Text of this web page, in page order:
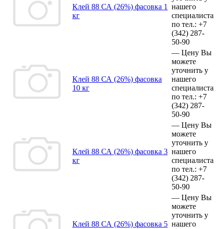
Клей 88 СА (26%) фасовка 1
кг
нашего
специалиста
по тел.: +7
(342) 287-
50-90
Клей 88 СА (26%) фасовка
10 кг
— Цену Вы
можете
уточнить у
нашего
специалиста
по тел.: +7
(342) 287-
50-90
Клей 88 СА (26%) фасовка 3
кг
— Цену Вы
можете
уточнить у
нашего
специалиста
по тел.: +7
(342) 287-
50-90
Клей 88 СА (26%) фасовка 5
— Цену Вы
можете
уточнить у
нашего